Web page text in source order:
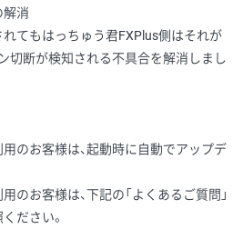
消
てもはっちゅう君FXPlus側はそれが
切断が検知される不具合を解消しまし
のお客様は、起動時に自動でアップデ
のお客様は、下記の「よくあるご質問」
ださい。